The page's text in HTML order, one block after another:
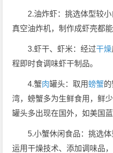
2.油炸虾：挑选体型较
真空油炸机，制作成虾壳都
3.虾干、虾米：经过干燥
程即时食调味虾干制品。
4.蟹肉罐头：取用 螃蟹
湾，螃蟹多为生鲜食用，鲜
罐头多出现在国外，如美国蓝
5.小蟹休闲食品：挑选
运用干燥技术、添加调味品